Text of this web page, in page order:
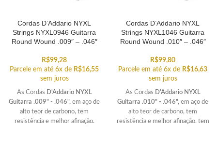
Cordas D’Addario NYXL
Strings NYXL0946 Guitarra
Round Wound .009″ – .046″
R$99,28
Parcele em até 6x de R$16,55
sem juros
As Cordas
D'Addario NYXL
Guitarra .009" - .046", em aço de
alto teor de carbono, tem
resistência e melhor afinação.
Cordas D’Addario NYXL
Strings NYXL1046 Guitarra
Round Wound .010″ – .046″
R$99,80
Parcele em até 6x de R$16,63
sem juros
As Cordas
D'Addario NYXL
Guitarra .010" - .046", em aço de
alto teor de carbono, tem
resistência e melhor afinação. tem